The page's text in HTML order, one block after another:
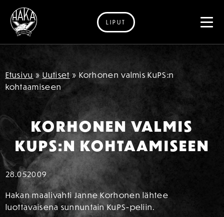
Siirry sisältöön
LIPUT
Etusivu » Uutiset » Korhonen valmis KuPS:n
kohtaamiseen
KORHONEN VALMIS
KUPS:N KOHTAAMISEEN
28.052009
Hakan maalivahti Janne Korhonen lähtee
luottavaisena sunnuntain KuPS-peliin.